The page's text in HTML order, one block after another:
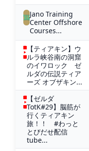
Jano Training
Center Offshore
Courses...
【ティアキン】ウ
ルラ峡谷南の洞窟
のイワロック ゼ
ルダの伝説ティア
ーズ オブザキン...
【ゼルダ
TotK#29】脳筋が
行くティアキン
旅！！ #わっと
とびだせ配信
tube...